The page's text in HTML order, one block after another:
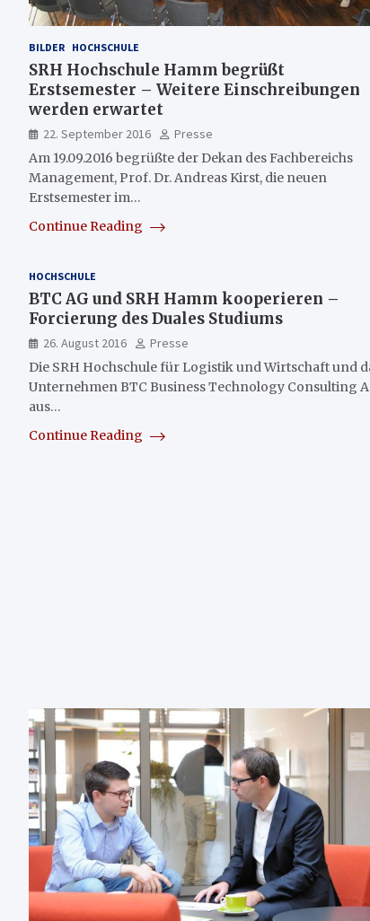
BILDER HOCHSCHULE
SRH Hochschule Hamm begrüßt
Erstsemester – Weitere Einschreibungen
werden erwartet
22. September 2016
Presse
Am 19.09.2016 begrüßte der Dekan des Fachbereichs
Management, Prof. Dr. Andreas Kirst, die neuen
Erstsemester im…
Continue Reading
HOCHSCHULE
BTC AG und SRH Hamm kooperieren –
Forcierung des Duales Studiums
26. August 2016
Presse
Die SRH Hochschule für Logistik und Wirtschaft und
Unternehmen BTC Business Technology Consulting
aus…
Continue Reading